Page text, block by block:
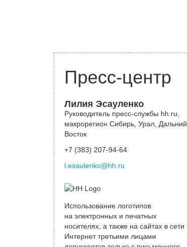
Пресс-центр
Лилия Эсауленко
Руководитель пресс-службы hh.ru,
макрорегион Сибирь, Урал, Дальний
Восток
+7 (383) 207-94-64
l.esaulenko@hh.ru
Использование логотипов
на электронных и печатных
носителях, а также на сайтах в сети
Интернет третьими лицами